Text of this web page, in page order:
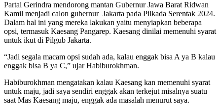
Partai Gerindra mendorong mantan Gubernur Jawa Barat Ridwan
Kamil menjadi calon gubernur Jakarta pada Pilkada Serentak 2024.
Dalam hal ini yang mereka lakukan yaitu menyiapkan beberapa
opsi, termasuk Kaesang Pangarep. Kaesang dinilai memenuhi syarat
untuk ikut di Pilgub Jakarta.
“Jadi segala macam opsi sudah ada, kalau enggak bisa A ya B kalau
enggak bisa B ya C,” ujar Habiburokhman.
Habiburokhman mengatakan kalau Kaesang kan memenuhi syarat
untuk maju, jadi saya sendiri enggak akan terkejut misalnya suatu
saat Mas Kaesang maju, enggak ada masalah menurut saya.